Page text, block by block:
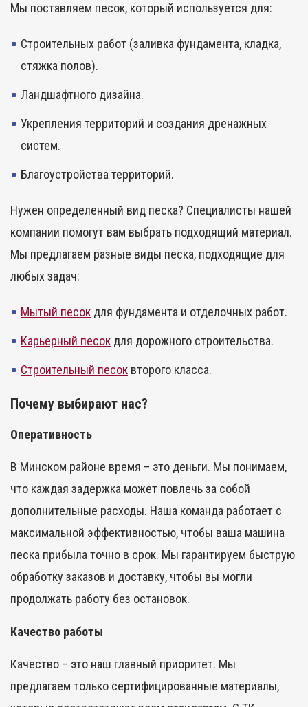
Мы поставляем песок, который используется для:
Строительных работ (заливка фундамента, кладка,
стяжка полов).
Ландшафтного дизайна.
Укрепления территорий и создания дренажных
систем.
Благоустройства территорий.
Нужен определенный вид песка? Специалисты нашей
компании помогут вам выбрать подходящий материал.
Мы предлагаем разные виды песка, подходящие для
любых задач:
Мытый песок для фундамента и отделочных работ.
Карьерный песок для дорожного строительства.
Строительный песок второго класса.
Почему выбирают нас?
Оперативность
В Минском районе время – это деньги. Мы понимаем,
что каждая задержка может повлечь за собой
дополнительные расходы. Наша команда работает с
максимальной эффективностью, чтобы ваша машина
песка прибыла точно в срок. Мы гарантируем быструю
обработку заказов и доставку, чтобы вы могли
продолжать работу без остановок.
Качество работы
Качество – это наш главный приоритет. Мы
предлагаем только сертифицированные материалы,